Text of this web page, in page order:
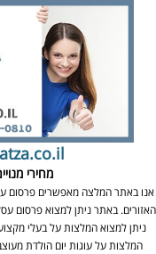
מחירי
אנו באתר המלצה מאפשרים פרסום
האזורים. באתר ניתן למצוא פרסום
ניתן למצוא המלצות על בעלי
המלצות על עוגות יום הולדת